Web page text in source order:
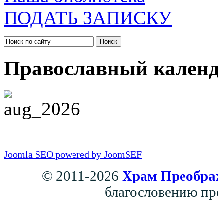
ПОДАТЬ ЗАПИСКУ
Православный
Joomla SEO powered by JoomSEF
© 2011-2026 Храм
благословению